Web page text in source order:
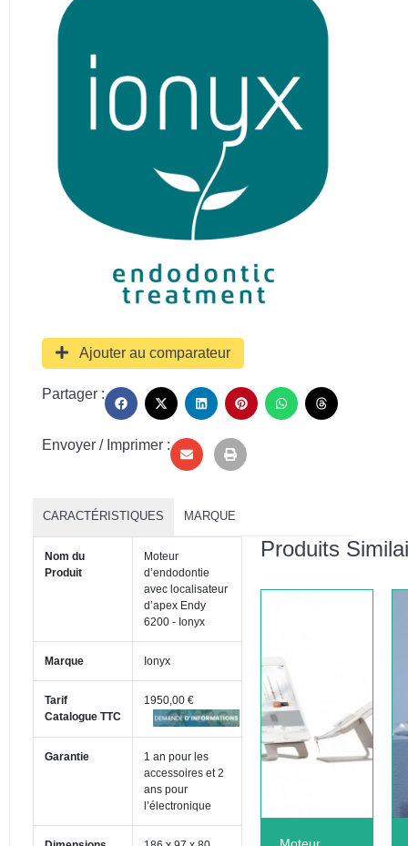
Ajouter au comparateur
Partager :
Envoyer / Imprimer :
CARACTÉRISTIQUES MARQUE
Nom du
Produit
Moteur
d’endodontie
avec localisateur
d’apex Endy
6200 - Ionyx
Marque Ionyx
Tarif
Catalogue TTC
1950,00 €
Garantie
1 an pour les
accessoires et 2
ans pour
l’électronique
Produits